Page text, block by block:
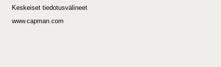
Keskeiset tiedotusvälineet
www.capman.com